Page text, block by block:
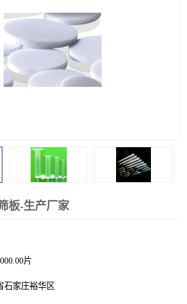
板-生产厂家
片
石家庄裕华区
过滤器/滤膜
SPE配件
96孔板